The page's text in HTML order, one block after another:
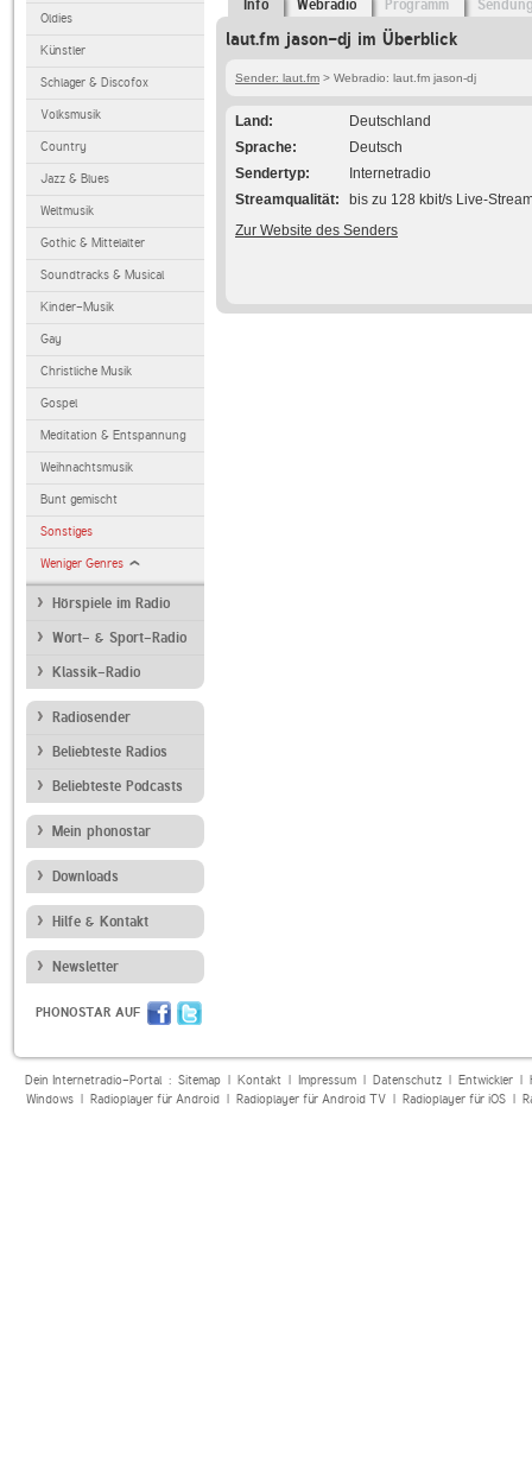
Oldies
Künstler
Schlager & Discofox
Volksmusik
Country
Jazz & Blues
Weltmusik
Gothic & Mittelalter
Soundtracks & Musical
Kinder-Musik
Gay
Christliche Musik
Gospel
Meditation & Entspannung
Weihnachtsmusik
Bunt gemischt
Sonstiges
Weniger Genres
Hörspiele im Radio
Wort- & Sport-Radio
Klassik-Radio
Radiosender
Beliebteste Radios
Beliebteste Podcasts
Mein phonostar
Downloads
Hilfe & Kontakt
Newsletter
PHONOSTAR AUF
Info Webradio Programm
laut.fm jason-dj im Überblick
Sender: laut.fm > Webradio: laut.fm jason-dj
Land
Deutschland
Sprache
Deutsch
Sendertyp
Internetradio
Streamqualität
bis zu 128 kbit/s Live-
Zur Website des Senders
Dein Internetradio-Portal : Sitemap| Kontakt| Impressum| Datenschutz| Entwickler|
Windows| Radioplayer für Android| Radioplayer für Android TV| Radioplayer für iOS|